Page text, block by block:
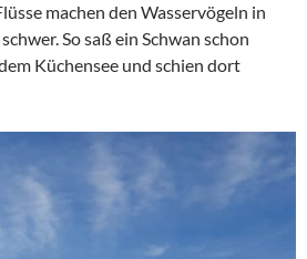
machen den Wasservögeln in
So saß ein Schwan schon
Küchensee und schien dort